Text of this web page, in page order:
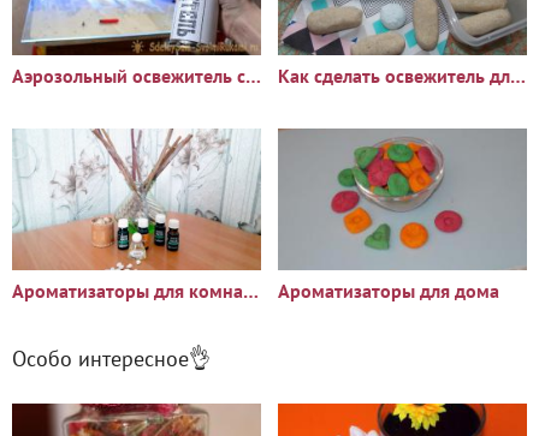
Аэрозольный освежитель своими руками Как сделать освежитель для унитаза своими руками
Ароматизаторы для комнаты своими руками Ароматизаторы для дома
Особо интересное👌